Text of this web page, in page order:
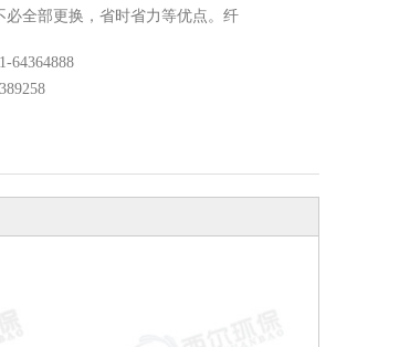
必全部更换，省时省力等优点。纤
64364888